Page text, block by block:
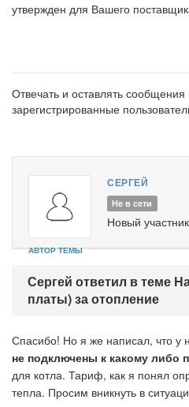
утвержден для Вашего
Отвечать и оставлять сообщения
зарегистрированные
СЕРГЕЙ
АВТОР ТЕМЫ
Не в сети
Новый участник
Сергей ответил в теме
платы) за отопление
Спасибо! Но я же написал, что у
не подключены к какому либо
для котла. Тариф, как я понял
тепла. Просим вникнуть в